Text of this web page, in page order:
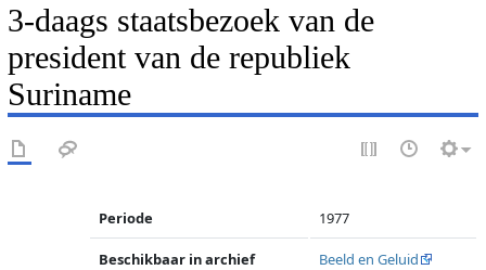
3-daags staatsbezoek van de
president van de republiek
Suriname
Periode 1977
Beschikbaar in archief Beeld en Geluid